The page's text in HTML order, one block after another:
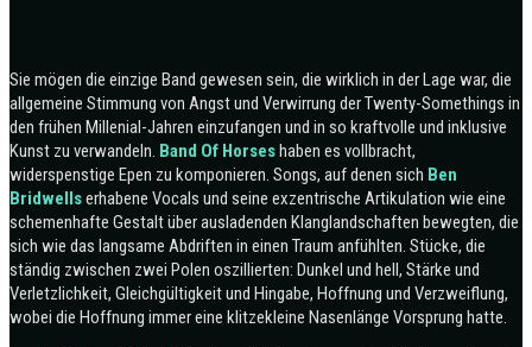
Sie mögen die einzige Band gewesen sein, die wirklich in der Lage war, die
allgemeine Stimmung von Angst und Verwirrung der Twenty-Somethings in
den frühen Millenial-Jahren einzufangen und in so kraftvolle und inklusive
Kunst zu verwandeln. Band Of Horseshaben es vollbracht,
widerspenstige Epen zu komponieren. Songs, auf denen sich Ben
Bridwellserhabene Vocals und seine exzentrische Artikulation wie eine
schemenhafte Gestalt über ausladenden Klanglandschaften bewegten, die
sich wie das langsame Abdriften in einen Traum anfühlten. Stücke, die
ständig zwischen zwei Polen oszillierten: Dunkel und hell, Stärke und
Verletzlichkeit, Gleichgültigkeit und Hingabe, Hoffnung und Verzweiflung,
wobei die Hoffnung immer eine klitzekleine Nasenlänge Vorsprung hatte.